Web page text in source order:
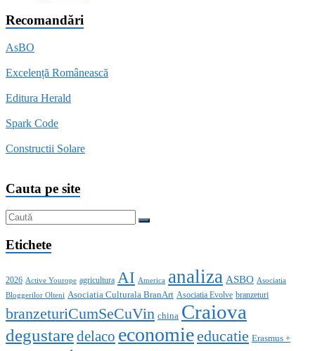
Recomandări
AsBO
Excelență Românească
Editura Herald
Spark Code
Constructii Solare
Cauta pe site
Etichete
2026 Active Yourope agricultura AI America analiza ASBO Asociatia
Bloggerilor Olteni Asociatia Culturala BranArt Asociatia Evolve branzeturi
branzeturiCumSeCuVin china Craiova
degustaredelaco economieeducatie Erasmus +